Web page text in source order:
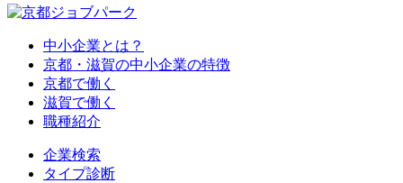
中小企業とは？
京都・滋賀の中小企業の特徴
京都で働く
滋賀で働く
職種紹介
企業検索
タイプ診断